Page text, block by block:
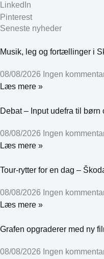
LinkedIn
Pinterest
Seneste nyheder
Musik, leg og fortællinger i
08/08/2026 Ingen
Læs mere »
Debat – Input udefra til
08/08/2026 Ingen
Læs mere »
Tour-rytter for en dag –
08/08/2026 Ingen
Læs mere »
Grafen opgraderer med ny
08/08/2026 Ingen